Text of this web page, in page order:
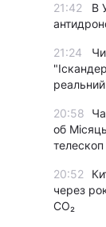
21:42
В
21:24
реальний
20:58
об
телескоп
20:52
через
CO₂